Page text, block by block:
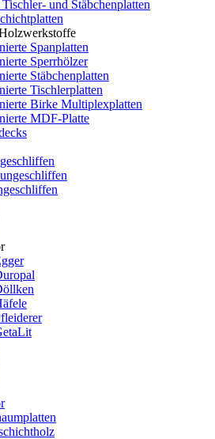
und Stäbchenplatten
Spanplatten
Sperrhölzer
Stäbchenplatten
Tischlerplatten
Birke Multiplexplatten
MDF-Platte